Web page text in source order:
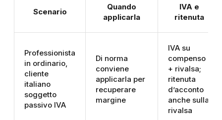
Scenario
Quando
applicarla
IVA e
ritenuta
Professionista
in ordinario,
cliente
italiano
soggetto
passivo IVA
Di norma
conviene
applicarla per
recuperare
margine
IVA su
compenso
+ rivalsa;
ritenuta
d’acconto
anche sulla
rivalsa